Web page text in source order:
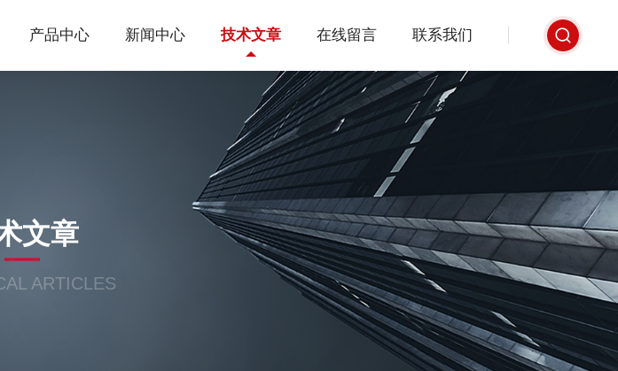
产品中心 新闻中心 技术文章 在线留言 联系我们
文章
ARTICLES